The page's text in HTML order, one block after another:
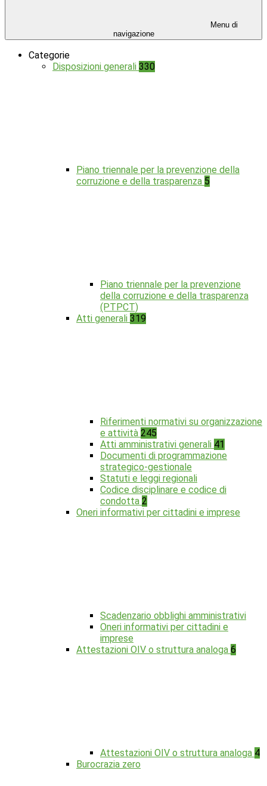
Menu di
navigazione
Categorie
Disposizioni generali 330
Piano triennale per la prevenzione della
corruzione e della trasparenza 5
Piano triennale per la prevenzione
della corruzione e della trasparenza
(PTPCT)
Atti generali 319
Riferimenti normativi su organizzazione
e attività 245
Atti amministrativi generali 41
Documenti di programmazione
strategico-gestionale
Statuti e leggi regionali
Codice disciplinare e codice di
condotta 2
Oneri informativi per cittadini e imprese
Scadenzario obblighi amministrativi
Oneri informativi per cittadini e
imprese
Attestazioni OIV o struttura analoga 6
Attestazioni OIV o struttura analoga 4
Burocrazia zero